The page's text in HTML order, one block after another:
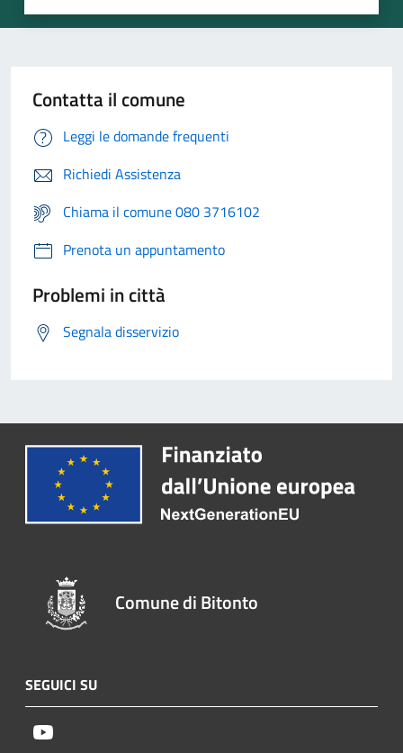
Contatta il comune
Leggi le domande frequenti
Richiedi Assistenza
Chiama il comune 080 3716102
Prenota un appuntamento
Problemi in città
Segnala disservizio
Comune di Bitonto
SEGUICI SU